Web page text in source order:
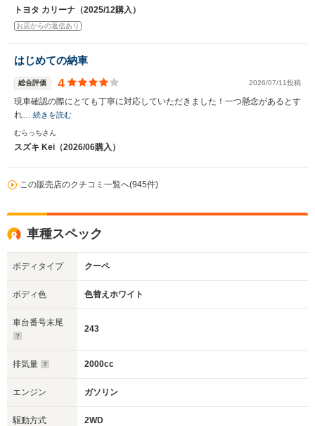
トヨタ カリーナ（2025/12購入）
お店からの返信あり
はじめての納車
総合評価 4 2026/07/11投稿
現車確認の際にとても丁寧に対応していただきました！一つ懸念があるとす
れ… 続きを読む
むらっちさん
スズキ Kei（2026/06購入）
この販売店のクチコミ一覧へ(945件)
車種スペック
ボディタイプ クーペ
ボディ色 色替えホワイト
車台番号末尾
243
排気量 2000cc
エンジン ガソリン
駆動方式 2WD